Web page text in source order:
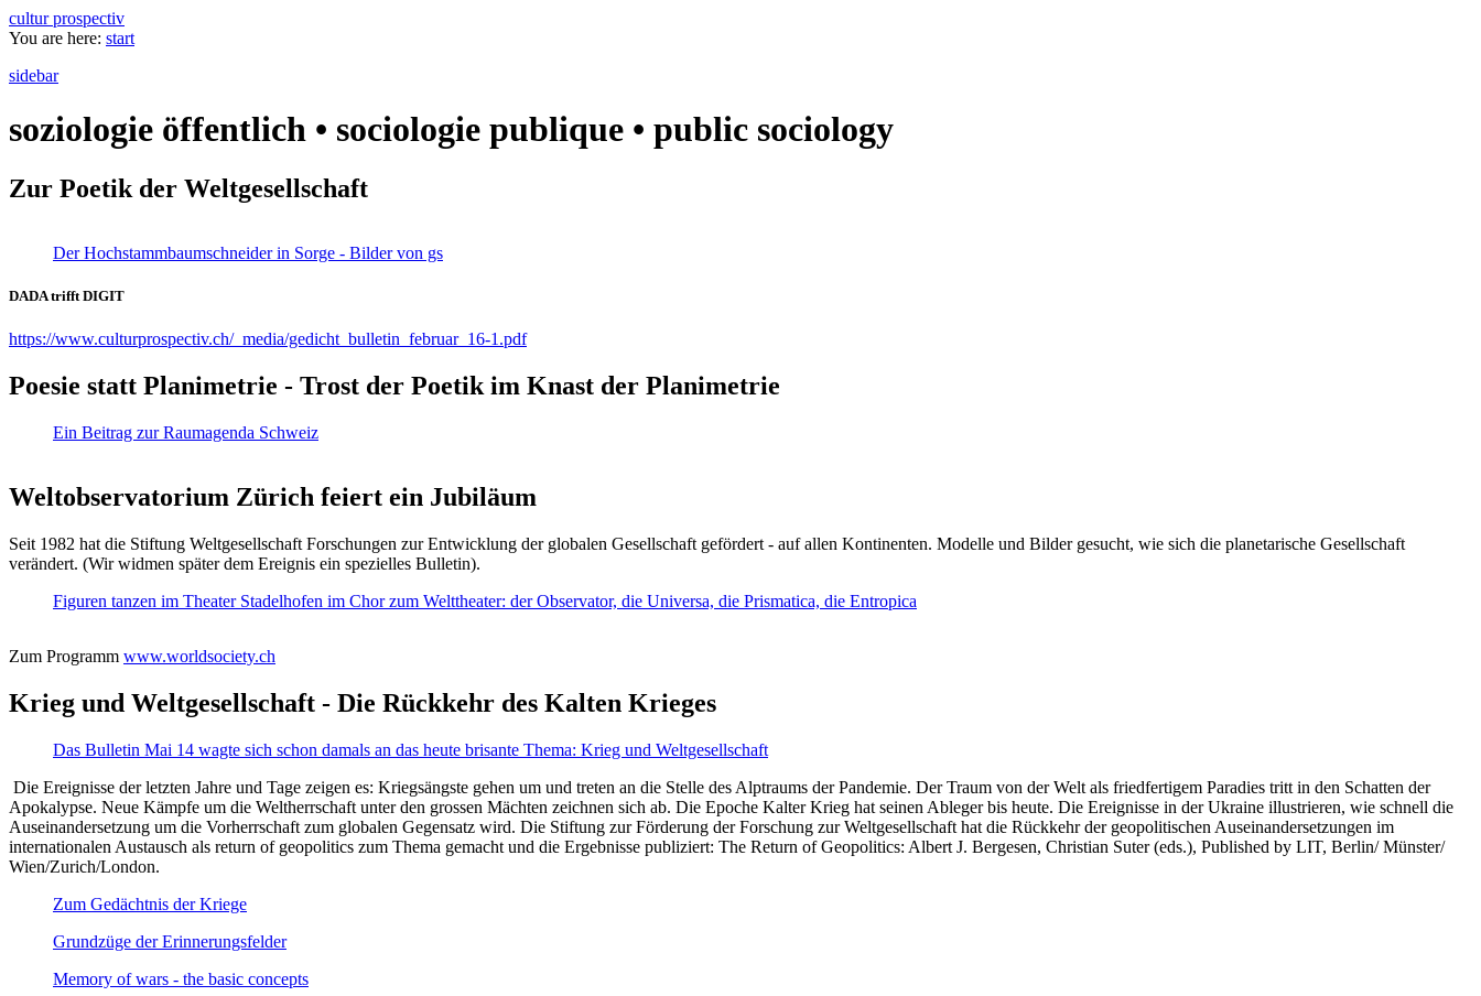
cultur prospectiv
You are here: start
sidebar
soziologie öffentlich • sociologie publique • public sociology
Zur Poetik der Weltgesellschaft
Der Hochstammbaumschneider in Sorge - Bilder von gs
DADA trifft DIGIT
https://www.culturprospectiv.ch/_media/gedicht_bulletin_februar_16-1.pdf
Poesie statt Planimetrie - Trost der Poetik im Knast der Planimetrie
Ein Beitrag zur Raumagenda Schweiz
Weltobservatorium Zürich feiert ein Jubiläum
Seit 1982 hat die Stiftung Weltgesellschaft Forschungen zur Entwicklung der globalen Gesellschaft gefördert - auf allen Kontinenten. Modelle und Bilder gesucht, wie sich die planetarische Gesellschaft
verändert. (Wir widmen später dem Ereignis ein spezielles Bulletin).
Figuren tanzen im Theater Stadelhofen im Chor zum Welttheater: der Observator, die Universa, die Prismatica, die Entropica
Zum Programm www.worldsociety.ch
Krieg und Weltgesellschaft - Die Rückkehr des Kalten Krieges
Das Bulletin Mai 14 wagte sich schon damals an das heute brisante Thema: Krieg und Weltgesellschaft
Die Ereignisse der letzten Jahre und Tage zeigen es: Kriegsängste gehen um und treten an die Stelle des Alptraums der Pandemie. Der Traum von der Welt als friedfertigem Paradies tritt in den Schatten der
Apokalypse. Neue Kämpfe um die Weltherrschaft unter den grossen Mächten zeichnen sich ab. Die Epoche Kalter Krieg hat seinen Ableger bis heute. Die Ereignisse in der Ukraine illustrieren, wie schnell die
Auseinandersetzung um die Vorherrschaft zum globalen Gegensatz wird. Die Stiftung zur Förderung der Forschung zur Weltgesellschaft hat die Rückkehr der geopolitischen Auseinandersetzungen im
internationalen Austausch als return of geopolitics zum Thema gemacht und die Ergebnisse publiziert: The Return of Geopolitics: Albert J. Bergesen, Christian Suter (eds.), Published by LIT, Berlin/ Münster/
Wien/Zurich/London.
Zum Gedächtnis der Kriege
Grundzüge der Erinnerungsfelder
Memory of wars - the basic concepts